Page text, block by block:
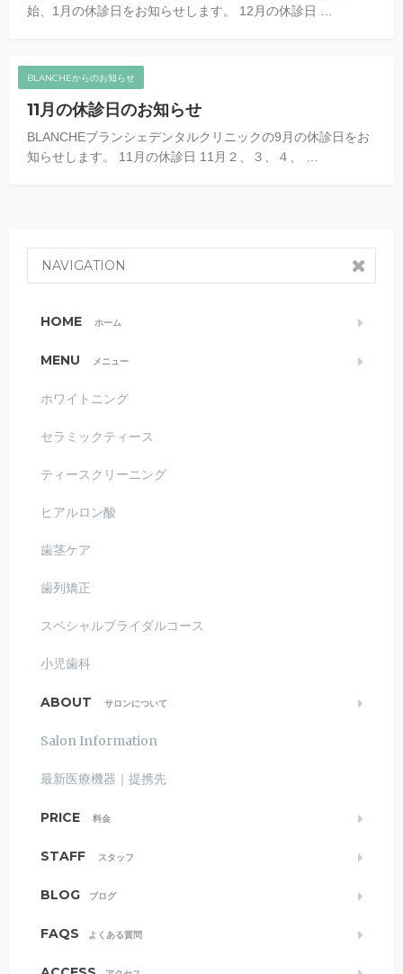
始、1月の休診日をお知らせします。 12月の休診日 …
BLANCHEからのお知らせ
11月の休診日のお知らせ
BLANCHEブランシェデンタルクリニックの9月の休診日をお
知らせします。 11月の休診日 11月２、３、４、 …
NAVIGATION
HOME ホーム
MENU メニュー
ホワイトニング
セラミックティース
ティースクリーニング
ヒアルロン酸
歯茎ケア
歯列矯正
スペシャルブライダルコース
小児歯科
ABOUT サロンについて
Salon Information
最新医療機器｜提携先
PRICE 料金
STAFF スタッフ
BLOG ブログ
FAQS よくある質問